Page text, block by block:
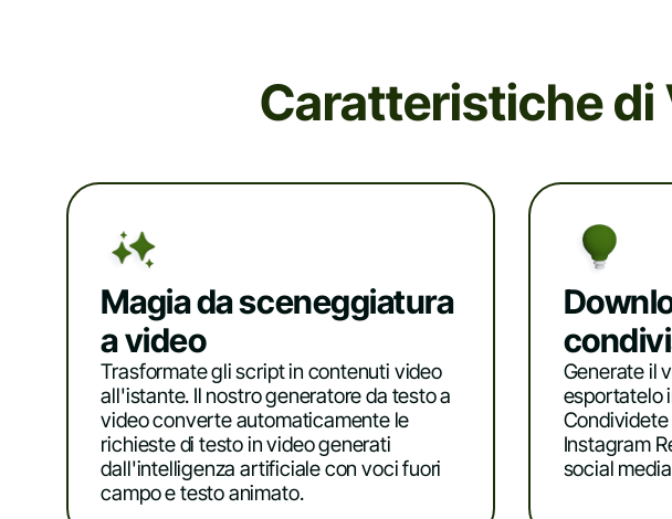
Caratteristiche di
Magia da sceneggiatura
a video
Trasformate gli script in contenuti video
all'istante. Il nostro generatore da testo a
video converte automaticamente le
richieste di testo in video generati
dall'intelligenza artificiale con voci fuori
campo e testo animato.
Generate il
esportatelo
Instagram
social